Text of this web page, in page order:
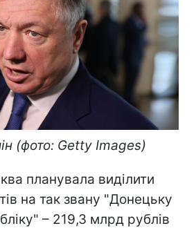
(фото: Getty Images)
планувала виділити
на так звану "Донецьку
– 219,3 млрд рублів